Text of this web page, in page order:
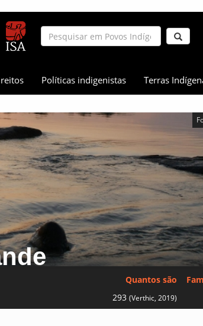
Políticas indigenistas Terras
Quantos são
293(Verthic, 2019)